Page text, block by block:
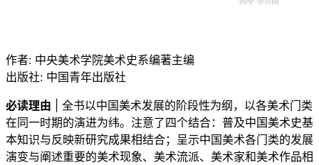
作者: 中央美术学院美术史系编著主编
出版社: 中国青年出版社
必读理由 | 全书以中国美术发展的阶段性为纲，以各美术门类
在同一时期的演进为纬。注意了四个结合：普及中国美术史基
本知识与反映新研究成果相结合；呈示中国美术各门类的发展
演变与阐述重要的美术现象、美术流派、美术家和美术作品相